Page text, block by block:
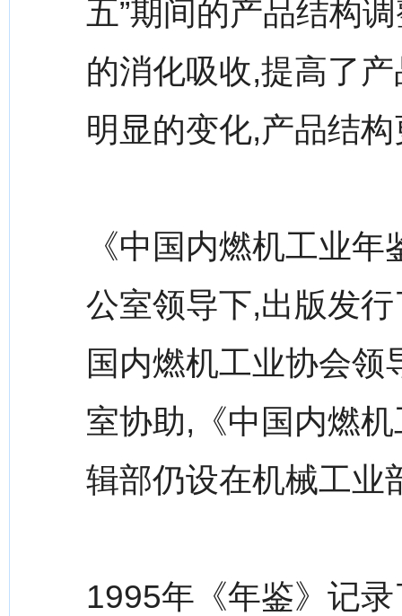
五”期间的产品结构
的消化吸收,提高了
明显的变化,产品结
《中国内燃机工业
公室领导下,出版发
国内燃机工业协会
室协助,《中国内燃
辑部仍设在机械工业
1995年《年鉴》记